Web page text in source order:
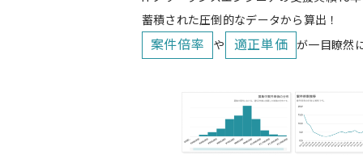
蓄積された圧倒的なデータから算出！
案件倍率 や 適正単価 が一目瞭然